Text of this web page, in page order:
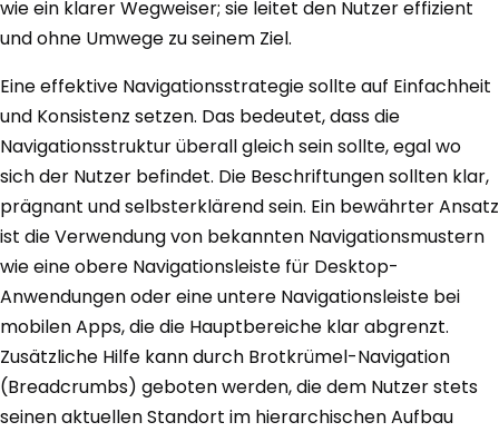
wie ein klarer Wegweiser; sie leitet den Nutzer effizient
und ohne Umwege zu seinem Ziel.
Eine effektive Navigationsstrategie sollte auf Einfachheit
und Konsistenz setzen. Das bedeutet, dass die
Navigationsstruktur überall gleich sein sollte, egal wo
sich der Nutzer befindet. Die Beschriftungen sollten klar,
prägnant und selbsterklärend sein. Ein bewährter Ansatz
ist die Verwendung von bekannten Navigationsmustern
wie eine obere Navigationsleiste für Desktop-
Anwendungen oder eine untere Navigationsleiste bei
mobilen Apps, die die Hauptbereiche klar abgrenzt.
Zusätzliche Hilfe kann durch Brotkrümel-Navigation
(Breadcrumbs) geboten werden, die dem Nutzer stets
seinen aktuellen Standort im hierarchischen Aufbau